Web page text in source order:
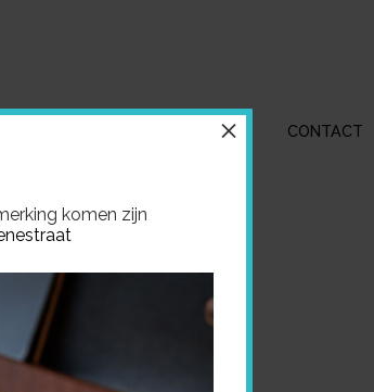
VERKOCHTE PROJECTEN CONTACT
komen zijn
×